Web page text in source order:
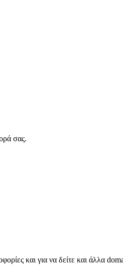
σας.
και για να δείτε και άλλα